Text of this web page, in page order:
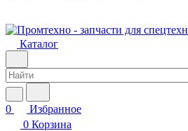
Каталог
0
Избранное
0 Корзина